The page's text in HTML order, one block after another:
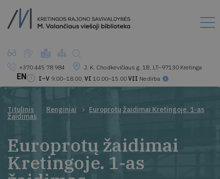
+370 445 78 984
J. K. Chodkevičiaus g. 1B, LT–97130 Kretinga
I–V 9.00–18.00, VI 10.00–15.00 VII Nedirba
EN
Titulinis Renginiai Europrotų žaidimai Kretingoje. 1-as
žaidimas
Europrotų žaidimai
Kretingoje. 1-as